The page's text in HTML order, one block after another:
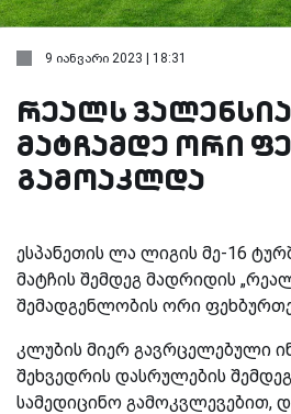
9 იანვარი 2023 | 18:31
რეალს
მატჩამდე ორი
გამოაკლდა
ესპანეთის ლა ლიგის მე-16
მატჩის შემდეგ მადრიდის
შემადგენლობის ორი
კლუბის მიერ გავრცელებული
შეხვედრის დასრულების
სამედიცინო გამოკვლევებით,